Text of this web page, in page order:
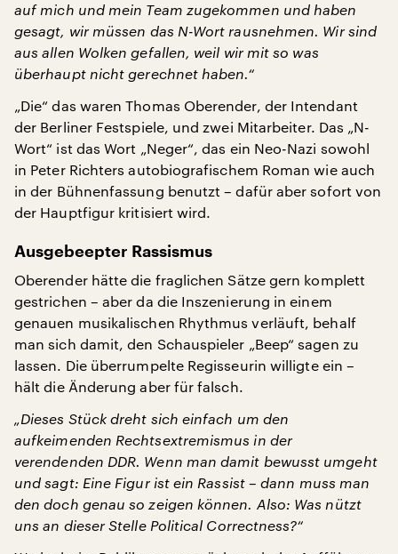
auf mich und mein Team zugekommen und haben
gesagt, wir müssen das N-Wort rausnehmen. Wir sind
aus allen Wolken gefallen, weil wir mit so was
überhaupt nicht gerechnet haben.“
„Die“ das waren Thomas Oberender, der Intendant
der Berliner Festspiele, und zwei Mitarbeiter. Das „N-
Wort“ ist das Wort „Neger“, das ein Neo-Nazi sowohl
in Peter Richters autobiografischem Roman wie auch
in der Bühnenfassung benutzt – dafür aber sofort von
der Hauptfigur kritisiert wird.
Ausgebeepter Rassismus
Oberender hätte die fraglichen Sätze gern komplett
gestrichen – aber da die Inszenierung in einem
genauen musikalischen Rhythmus verläuft, behalf
man sich damit, den Schauspieler „Beep“ sagen zu
lassen. Die überrumpelte Regisseurin willigte ein –
hält die Änderung aber für falsch.
„Dieses Stück dreht sich einfach um den
aufkeimenden Rechtsextremismus in der
verendenden DDR. Wenn man damit bewusst umgeht
und sagt: Eine Figur ist ein Rassist – dann muss man
den doch genau so zeigen können. Also: Was nützt
uns an dieser Stelle Political Correctness?“